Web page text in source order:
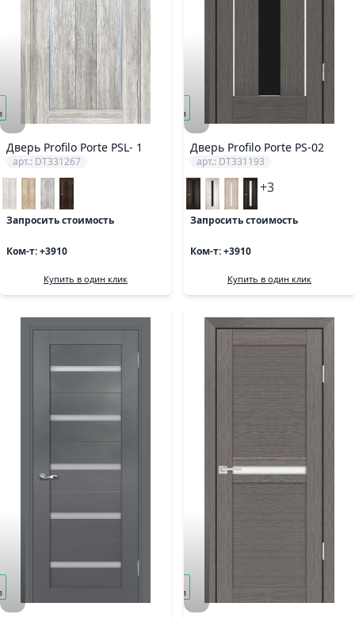
Дверь Profilo Porte PSL- 1
арт.: DT331267
Запросить стоимость
Ком-т: +3910
Купить в один клик
Дверь Profilo Porte PS-02
арт.: DT331193
+3
Запросить стоимость
Ком-т: +3910
заказ
Купить в один клик
заказ